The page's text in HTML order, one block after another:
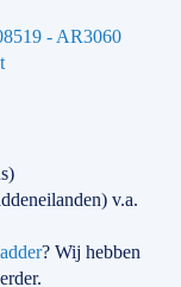
- AR3060
v.a.
? Wij hebben